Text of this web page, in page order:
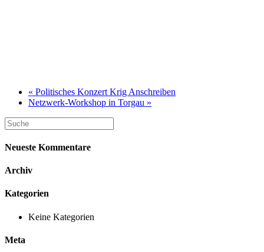
« Politisches Konzert Krig Anschreiben
Netzwerk-Workshop in Torgau »
Neueste Kommentare
Archiv
Kategorien
Keine Kategorien
Meta